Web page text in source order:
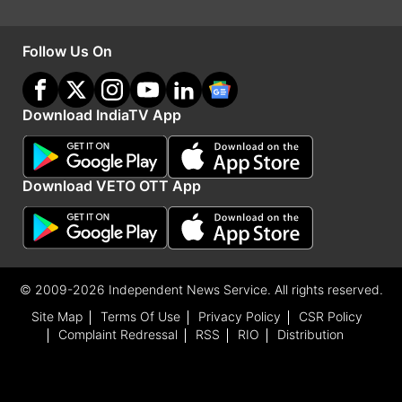
पुलिया पर से उठने से इनकार कर दिया
हांडा और सीबीआई अधिकारियों के बीच काफी बहस हुई।
बहस का मुद्दा यह था कि गिरफ्तार व्यक्ति को एक अदालत के
अधिकार क्षेत्र से दूसरे अदालत में ट्रांसफर नहीं किया जा
सकता। कानूनी स्थिति जानने के बाद इंदिरा गांधी ने भी
Follow Us On
Download IndiaTV App
Download VETO OTT App
© 2009-2026 Independent News Service. All rights reserved.
Site Map
Terms Of Use Privacy Policy
CSR Policy
Complaint Redressal
RSS RIO Distribution